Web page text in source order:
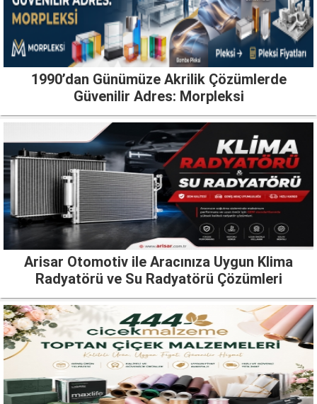
1990’dan Günümüze Akrilik Çözümlerde
Güvenilir Adres: Morpleksi
Arisar Otomotiv ile Aracınıza Uygun Klima
Radyatörü ve Su Radyatörü Çözümleri